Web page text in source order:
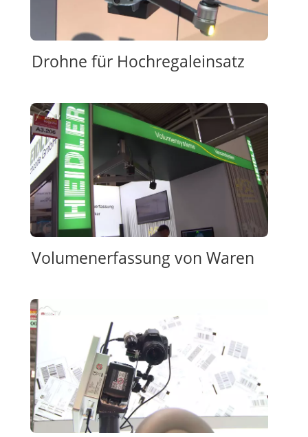
Drohne für Hochregaleinsatz
Volumenerfassung von Waren